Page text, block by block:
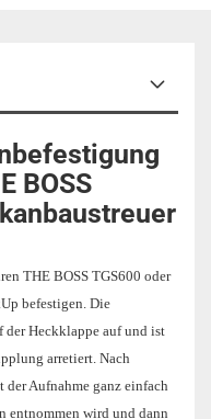
BOSS
THE BOSS TGS600 oder
befestigen. Die
Heckklappe auf und ist
arretiert. Nach
der Aufnahme ganz einfach
entnommen wird und dann